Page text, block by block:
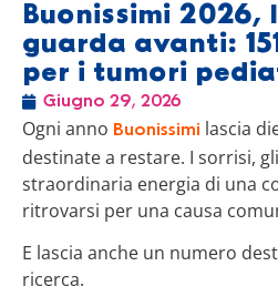
Buonissimi 2026,
guarda avanti:
per i tumori
Giugno 29, 2026
Ogni anno Buonissimi lascia
destinate a restare. I sorrisi,
straordinaria energia di una
ritrovarsi per una causa
E lascia anche un numero
ricerca.